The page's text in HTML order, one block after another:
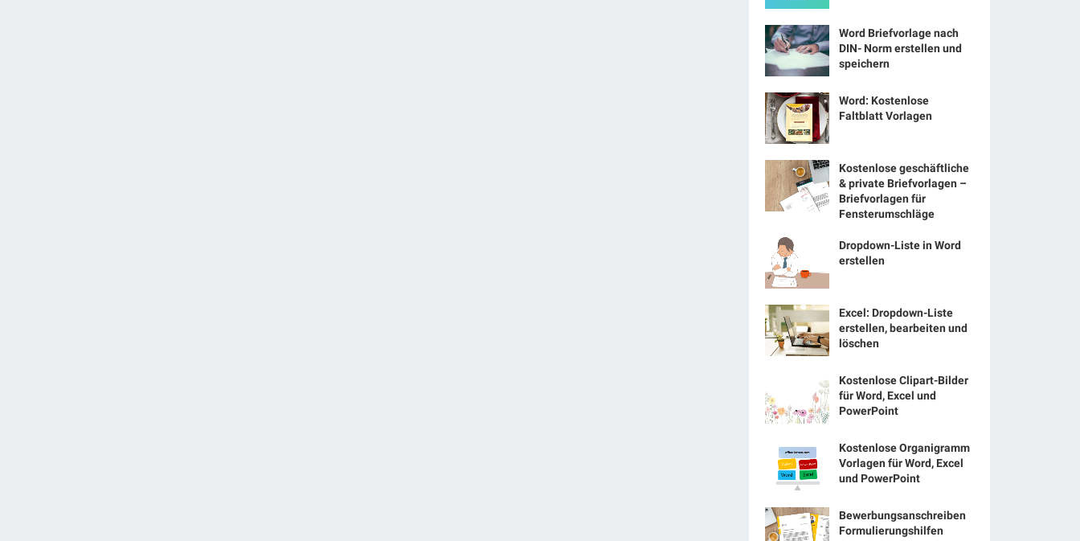
Word Briefvorlage nach
DIN- Norm erstellen und
speichern
Word: Kostenlose
Faltblatt Vorlagen
Kostenlose geschäftliche
& private Briefvorlagen –
Briefvorlagen für
Fensterumschläge
Dropdown-Liste in Word
erstellen
Excel: Dropdown-Liste
erstellen, bearbeiten und
löschen
Kostenlose Clipart-Bilder
für Word, Excel und
PowerPoint
Kostenlose Organigramm
Vorlagen für Word, Excel
und PowerPoint
Bewerbungsanschreiben
Formulierungshilfen